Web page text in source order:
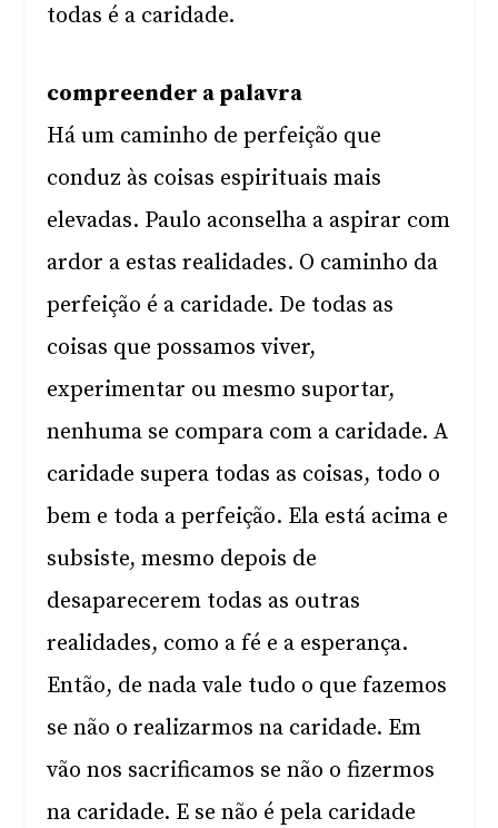
todas é a caridade.
compreender a palavra
Há um caminho de perfeição que
conduz às coisas espirituais mais
elevadas. Paulo aconselha a aspirar com
ardor a estas realidades. O caminho da
perfeição é a caridade. De todas as
coisas que possamos viver,
experimentar ou mesmo suportar,
nenhuma se compara com a caridade. A
caridade supera todas as coisas, todo o
bem e toda a perfeição. Ela está acima e
subsiste, mesmo depois de
desaparecerem todas as outras
realidades, como a fé e a esperança.
Então, de nada vale tudo o que fazemos
se não o realizarmos na caridade. Em
vão nos sacrificamos se não o fizermos
na caridade. E se não é pela caridade